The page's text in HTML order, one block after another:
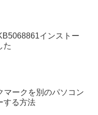
インストー
た
マークを別のパソコン
する方法